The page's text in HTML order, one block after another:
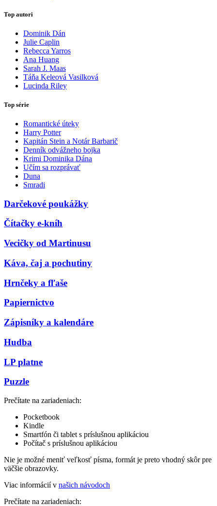
Top autori
Dominik Dán
Julie Caplin
Rebecca Yarros
Ana Huang
Sarah J. Maas
Táňa Keleová Vasilková
Lucinda Riley
Top série
Romantické úteky
Harry Potter
Kapitán Stein a Notár Barbarič
Denník odvážneho bojka
Krimi Dominika Dána
Učím sa rozprávať
Duna
Smradi
Darčekové poukážky
Čítačky e-kníh
Vecičky od Martinusu
Káva, čaj a pochutiny
Hrnčeky a fľaše
Papiernictvo
Zápisníky a kalendáre
Hudba
LP platne
Puzzle
Prečítate na zariadeniach:
Pocketbook
Kindle
Smartfón či tablet s príslušnou aplikáciou
Počítač s príslušnou aplikáciou
Nie je možné meniť veľkosť písma, formát je preto vhodný skôr pre
väčšie obrazovky.
Viac informácií v našich návodoch
Prečítate na zariadeniach: